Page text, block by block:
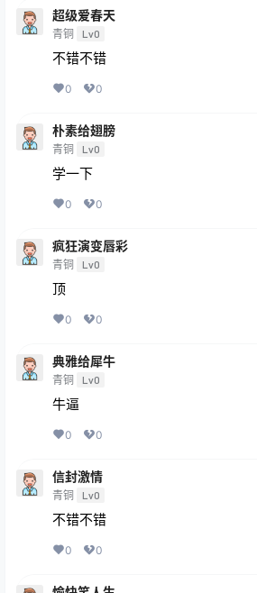
超级爱春天
青铜 Lv0
不错不错
0 0
朴素给翅膀
青铜 Lv0
学一下
0 0
疯狂演变唇彩
青铜 Lv0
顶
0 0
典雅给犀牛
青铜 Lv0
牛逼
0 0
信封激情
青铜 Lv0
不错不错
0 0